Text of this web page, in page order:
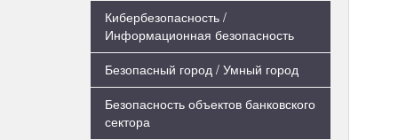
Кибербезопасность /
Информационная безопасность
Безопасный город / Умный город
Безопасность объектов банковского
сектора